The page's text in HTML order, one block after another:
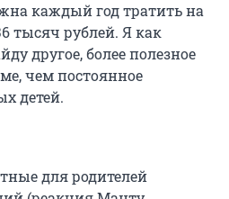
каждый год тратить на
тысяч рублей. Я как
другое, более полезное
чем постоянное
детей.
для родителей